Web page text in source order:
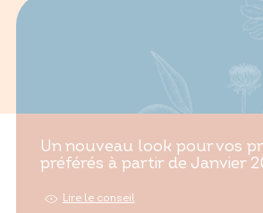
Un nouveau look pour vos
préférés à partir de Janvier
Lire le conseil